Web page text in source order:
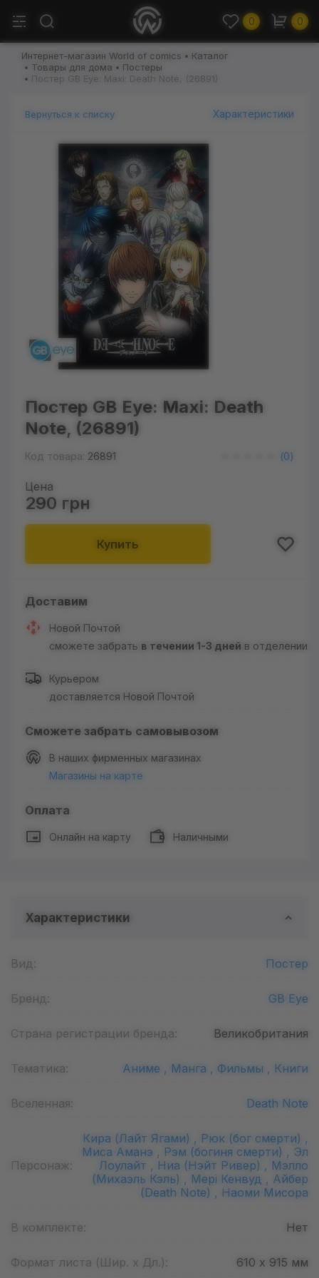
0 0
Интернет-магазин World of comics
Каталог
Товары для дома
Постеры
Постер GB Eye: Maxi: Death Note, (26891)
Вернуться к списку Характеристики
Постер GB Eye: Maxi: Death
Note, (26891)
Код товара: 26891 (0)
Цена
290 грн
Купить
Доставим
Новой Почтой
сможете забрать в течении 1-3 дней в отделении
Курьером
доставляется Новой Почтой
Сможете забрать самовывозом
В наших фирменных магазинах
Магазины на карте
Оплата
Онлайн на карту Наличными
Характеристики
Вид: Постер
Бренд: GB Eye
Страна регистрации бренда: Великобритания
Тематика: Аниме , Манга , Фильмы , Книги
Вселенная: Death Note
Персонаж:
Кира (Лайт Ягами) , Рюк (бог смерти) ,
Миса Аманэ , Рэм (богиня смерти) , Эл
Лоулайт , Ниа (Нэйт Ривер) , Мэлло
(Михаэль Кэль) , Мері Кенвуд , Айбер
(Death Note) , Наоми Мисора
В комплекте: Нет
Формат листа (Шир. х Дл.): 610 х 915 мм